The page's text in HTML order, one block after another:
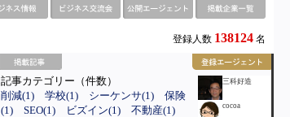
登録人数 138124 名
記事カテゴリー（件数）
削減(1)
学校(1) シーケンサ(1)
保険
(1)
SEO(1) ビズイン(1)
不動産(1)
三科好造
cocoa